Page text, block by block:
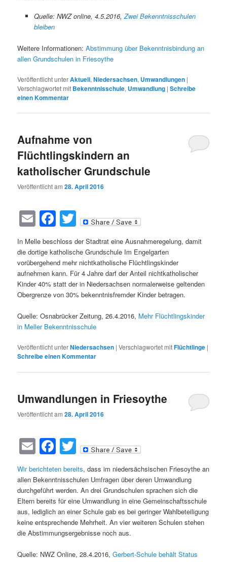
Quelle: NWZ online, 4.5.2016, Zwei Bekenntnisschulen
bleiben
Weitere Informationen:Abstimmung über Bekenntnisbindung an
allen Grundschulen in Friesoythe
Veröffentlicht unterAktuell,Niedersachsen, Umwandlungen |
Verschlagwortet mit Bekenntnisschule, Umwandlung |Schreibe
einen Kommentar
Aufnahme von
Flüchtlingskindern an
katholischer Grundschule
Veröffentlicht am28. April 2016
EmailFacebook
Twitter
In Melle beschloss der Stadtrat eine Ausnahmeregelung, damit
die dortige katholische Grundschule Im Engelgarten
vorübergehend mehr nichtkatholische Flüchtlingskinder
aufnehmen kann. Für 4 Jahre darf der Anteil nichtkatholischer
Kinder 40% statt der in Niedersachsen normalerweise geltenden
Obergrenze von 30% bekenntnisfremder Kinder betragen.
Quelle: Osnabrücker Zeitung, 26.4.2016, Mehr Flüchtlingskinder
in Meller Bekenntnisschule
Veröffentlicht unterNiedersachsen |Verschlagwortet mitFlüchtlinge |
Schreibe einen Kommentar
Umwandlungen in Friesoythe
Veröffentlicht am28. April 2016
EmailFacebook
Twitter
Wir berichteten bereits, dass im niedersächsischen Friesoythe an
allen Bekenntnisschulen Umfragen über deren Umwandlung
durchgeführt werden. An drei Grundschulen sprachen sich die
Eltern bereits für eine Umwandlung in eine Gemeinschaftsschule
aus, lediglich an einer Schule gab es bei geringer Wahlbeteiligung
keine entsprechende Mehrheit. An vier weiteren Schulen stehen
die Abstimmungsergebnisse noch aus.
Quelle: NWZ Online, 28.4.2016,Gerbert-Schule behält Status